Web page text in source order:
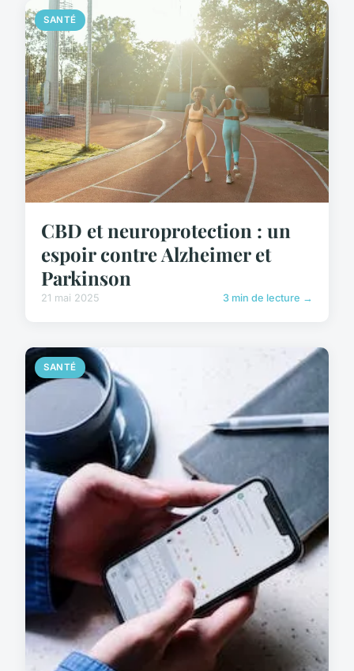
SANTÉ
CBD et neuroprotection : un
espoir contre Alzheimer et
Parkinson
21 mai 2025 3 min de lecture →
SANTÉ